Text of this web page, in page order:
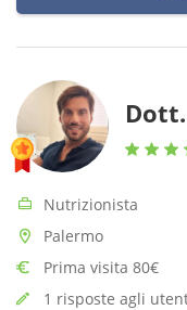
Nutrizionista
Palermo
Prima visita 80€
1 risposte agli